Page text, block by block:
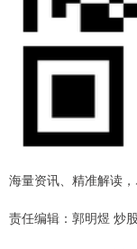
海量资讯、精准解读
责任编辑：郭明煜 炒